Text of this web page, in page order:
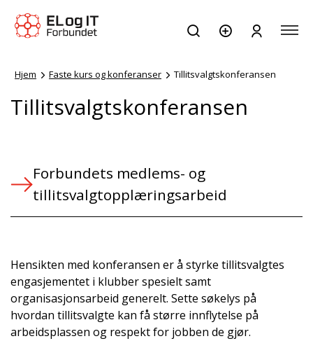
Hjem Faste kurs og konferanser Tillitsvalgtskonferansen
Tillitsvalgtskonferansen
Forbundets medlems- og
tillitsvalgtopplæringsarbeid
Hensikten med konferansen er å styrke tillitsvalgtes
engasjementet i klubber spesielt samt
organisasjonsarbeid generelt. Sette søkelys på
hvordan tillitsvalgte kan få større innflytelse på
arbeidsplassen og respekt for jobben de gjør.